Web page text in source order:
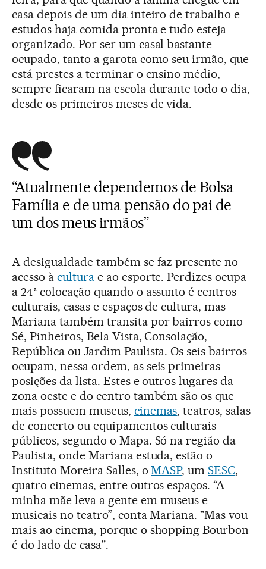
casa depois de um dia inteiro de trabalho e
estudos haja comida pronta e tudo esteja
organizado. Por ser um casal bastante
ocupado, tanto a garota como seu irmão, que
está prestes a terminar o ensino médio,
sempre ficaram na escola durante todo o dia,
desde os primeiros meses de vida.
“Atualmente dependemos de Bolsa
Família e de uma pensão do pai de
um dos meus irmãos”
A desigualdade também se faz presente no
acesso à culturae ao esporte. Perdizes ocupa
a 24ª colocação quando o assunto é centros
culturais, casas e espaços de cultura, mas
Mariana também transita por bairros como
Sé, Pinheiros, Bela Vista, Consolação,
República ou Jardim Paulista. Os seis bairros
ocupam, nessa ordem, as seis primeiras
posições da lista. Estes e outros lugares da
zona oeste e do centro também são os que
mais possuem museus, cinemas, teatros, salas
de concerto ou equipamentos culturais
públicos, segundo o Mapa. Só na região da
Paulista, onde Mariana estuda, estão o
Instituto Moreira Salles, oMASP, umSESC,
quatro cinemas, entre outros espaços. “A
minha mãe leva a gente em museus e
musicais no teatro”, conta Mariana. "Mas vou
mais ao cinema, porque o shopping Bourbon
é do lado de casa".